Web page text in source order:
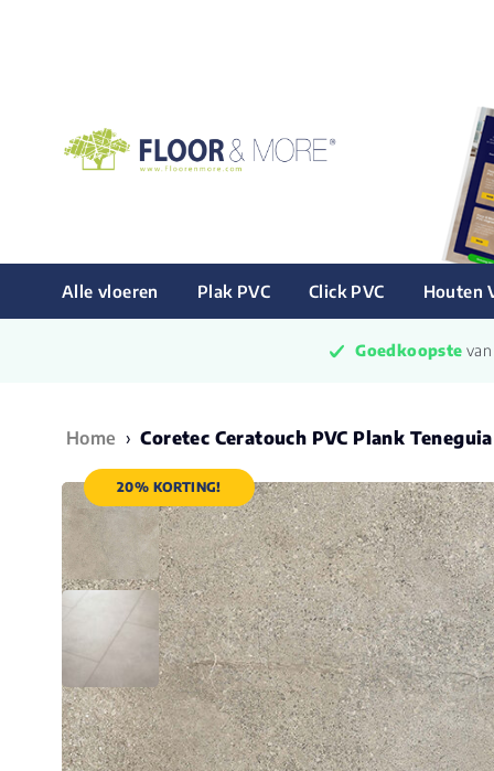
Alle vloeren Plak PVC Click PVC Houten
Goedkoopste
Home › Coretec Ceratouch PVC Plank Teneguia
20% KORTING!